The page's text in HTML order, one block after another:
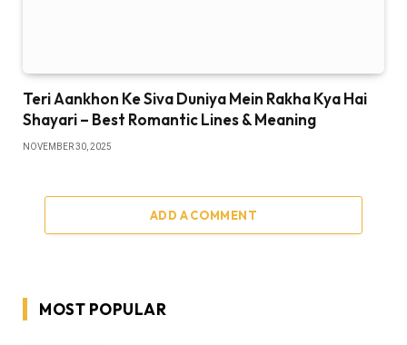
Teri Aankhon Ke Siva Duniya Mein Rakha Kya Hai
Shayari – Best Romantic Lines & Meaning
NOVEMBER 30, 2025
ADD A COMMENT
MOST POPULAR